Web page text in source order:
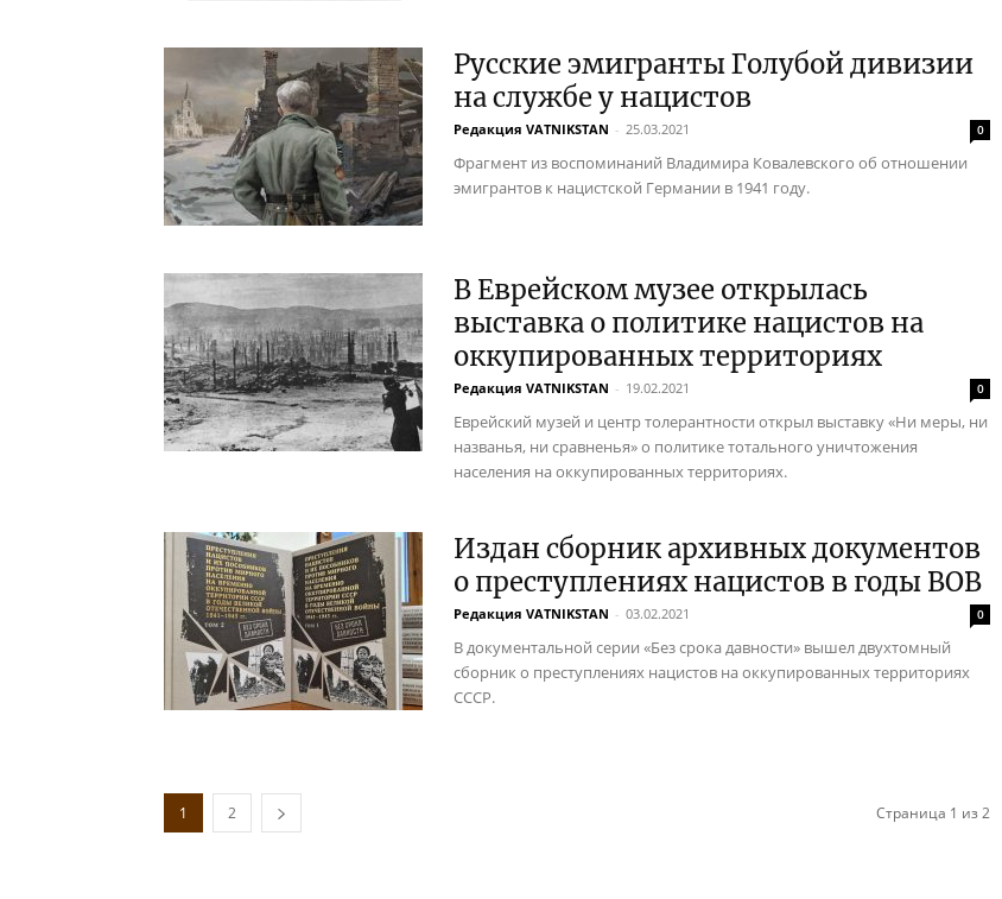
Русские эмигранты Голубой дивизии
на службе у нацистов
Редакция VATNIKSTAN - 25.03.2021 0
Фрагмент из воспоминаний Владимира Ковалевского об отношении
эмигрантов к нацистской Германии в 1941 году.
В Еврейском музее открылась
выставка о политике нацистов на
оккупированных территориях
Редакция VATNIKSTAN - 19.02.2021 0
Еврейский музей и центр толерантности открыл выставку «Ни меры, ни
названья, ни сравненья» о политике тотального уничтожения
населения на оккупированных территориях.
Издан сборник архивных документов
о преступлениях нацистов в годы ВОВ
Редакция VATNIKSTAN - 03.02.2021 0
В документальной серии «Без срока давности» вышел двухтомный
сборник о преступлениях нацистов на оккупированных территориях
СССР.
1 2 Страница 1 из 2